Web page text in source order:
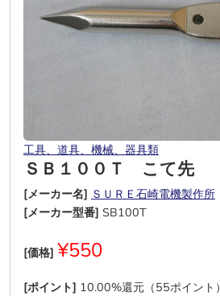
工具、道具、機械、器具類
ＳＢ１００Ｔ こて先
[メーカー名] ＳＵＲＥ石崎電機製作所
[メーカー型番] SB100T
[価格] ¥550
[ポイント] 10.00%還元（55ポイント）